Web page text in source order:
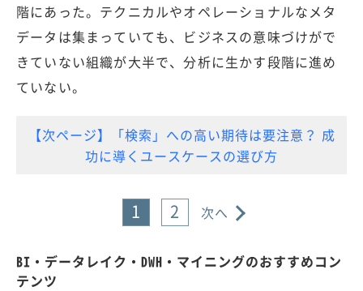
階にあった。テクニカルやオペレーショナルなメタ
データは集まっていても、ビジネスの意味づけがで
きていない組織が大半で、分析に生かす段階に進め
ていない。
【次ページ】「検索」への高い期待は要注意？ 成
功に導くユースケースの選び方
1 2 次へ
BI・データレイク・DWH・マイニングのおすすめコン
テンツ